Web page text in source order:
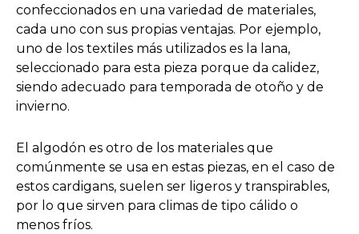
confeccionados en una variedad de materiales,
cada uno con sus propias ventajas. Por ejemplo,
uno de los textiles más utilizados es la lana,
seleccionado para esta pieza porque da calidez,
siendo adecuado para temporada de otoño y de
invierno.
El algodón es otro de los materiales que
comúnmente se usa en estas piezas, en el caso de
estos cardigans, suelen ser ligeros y transpirables,
por lo que sirven para climas de tipo cálido o
menos fríos.